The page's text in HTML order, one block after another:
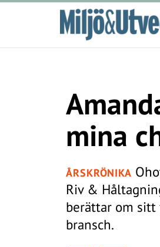
mina
ÅRSKRÖNIKA
Riv &
berättar om sitt
bransch.